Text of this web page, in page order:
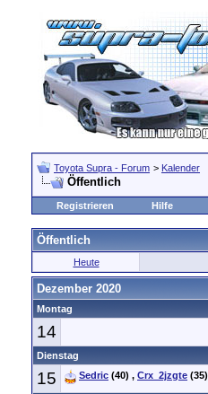
Toyota Supra - Forum > Kalender
Öffentlich
Registrieren Hilfe
Öffentlich
Heute
Dezember 2020
Montag
14
Dienstag
15 Sedric (40) , Crx_2jzgte (35)